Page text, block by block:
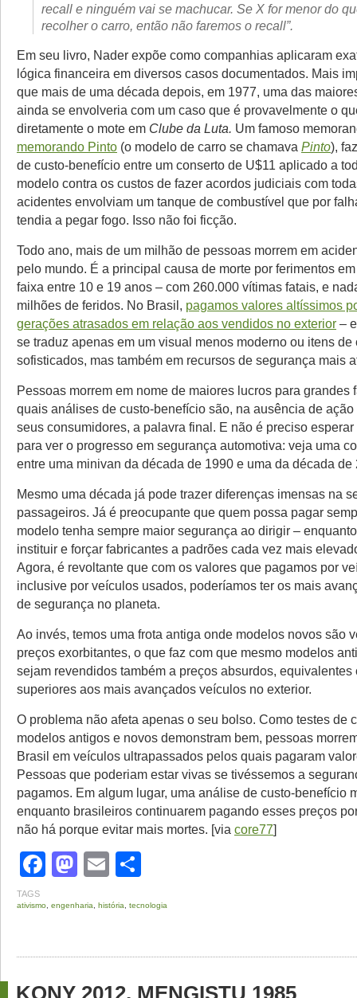
recall e ninguém vai se machucar. Se X for menor do
recolher o carro, então não faremos o recall”.
Em seu livro, Nader expõe como companhias aplicaram
lógica financeira em diversos casos documentados. Mais
que mais de uma década depois, em 1977, uma das
ainda se envolveria com um caso que é provavelmente o
diretamente o mote em Clube da Luta. Um famoso
memorando Pinto (o modelo de carro se chamava Pinto),
de custo-benefício entre um conserto de U$11 aplicado a
modelo contra os custos de fazer acordos judiciais com
acidentes envolviam um tanque de combustível que por
tendia a pegar fogo. Isso não foi ficção.
Todo ano, mais de um milhão de pessoas morrem em
pelo mundo. É a principal causa de morte por ferimentos
faixa entre 10 e 19 anos – com 260.000 vítimas fatais, e
milhões de feridos. No Brasil, pagamos valores altíssimos
gerações atrasados em relação aos vendidos no exterior –
se traduz apenas em um visual menos moderno ou itens de
sofisticados, mas também em recursos de segurança mais
Pessoas morrem em nome de maiores lucros para grandes
quais análises de custo-benefício são, na ausência de ação
seus consumidores, a palavra final. E não é preciso
para ver o progresso em segurança automotiva: veja uma
entre uma minivan da década de 1990 e uma da década de
Mesmo uma década já pode trazer diferenças imensas na
passageiros. Já é preocupante que quem possa pagar
modelo tenha sempre maior segurança ao dirigir –
instituir e forçar fabricantes a padrões cada vez mais
Agora, é revoltante que com os valores que pagamos por
inclusive por veículos usados, poderíamos ter os mais
de segurança no planeta.
Ao invés, temos uma frota antiga onde modelos novos são
preços exorbitantes, o que faz com que mesmo modelos
sejam revendidos também a preços absurdos, equivalentes
superiores aos mais avançados veículos no exterior.
O problema não afeta apenas o seu bolso. Como testes de
modelos antigos e novos demonstram bem, pessoas
Brasil em veículos ultrapassados pelos quais pagaram
Pessoas que poderiam estar vivas se tivéssemos a
pagamos. Em algum lugar, uma análise de custo-benefício
enquanto brasileiros continuarem pagando esses preços
não há porque evitar mais mortes. [via core77]
Facebook
Mastodon
Email
TAGS
ativismo engenharia história tecnologia
KONY 2012, MENGISTU 1985